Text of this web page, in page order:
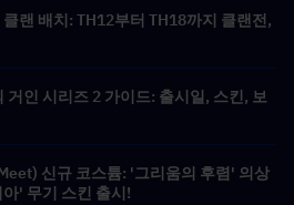
랜 배치: TH12부터 TH18까지 클랜전,
거인 시리즈 2 가이드: 출시일, 스킨, 보
신규 코스튬: '그리움의 후렴' 의상
' 무기 스킨 출시!